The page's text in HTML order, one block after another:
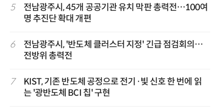
5
전남광주시, 45개 공공기관 유치 막판 총력전…100여
명 추진단 확대 개편
6
전남광주시, '반도체 클러스터 지정' 긴급 점검회의…
전방위 총력전
7
KIST, 기존 반도체 공정으로 전기·빛 신호 한 번에 읽
는 '광반도체 BCI 칩' 구현